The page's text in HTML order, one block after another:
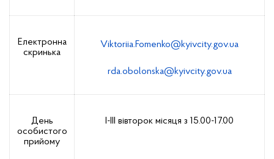
Електронна
скринька
Viktoriia.Fomenko@kyivcity.gov.ua
rda.obolonska@kyivcity.gov.ua
День
особистого
прийому
І-ІІІ вівторок місяця з 15.00-17.00